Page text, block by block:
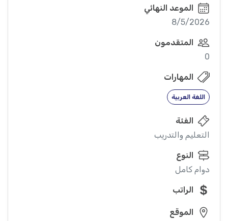
الموعد النهائي
8/5/2026
المتقدمون
0
المهارات
اللغة العربية
الفئة
التعليم والتدريب
النوع
دوام كامل
الراتب
الموقع